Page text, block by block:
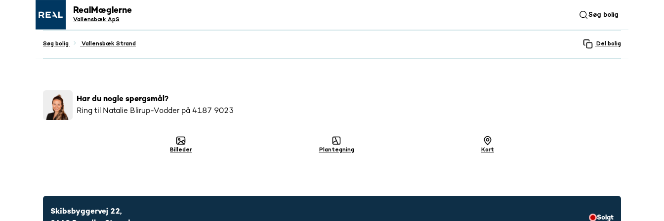
RealMæglerne
Vallensbæk ApS
Søg bolig
Søg bolig Vallensbæk Strand Del bolig
Populær
12salgsopstillinger tilsendt
Har du nogle spørgsmål?
Ring til Natalie Blirup-Vodder på 4187 9023
Billeder Plantegning Kort
Skibsbyggervej 22,
Solgt